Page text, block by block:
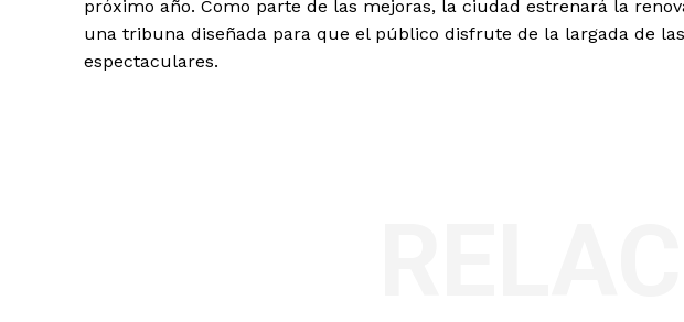
próximo año. Como parte de las mejoras, la ciudad estrenará la
una tribuna diseñada para que el público disfrute de la largada de
espectaculares.